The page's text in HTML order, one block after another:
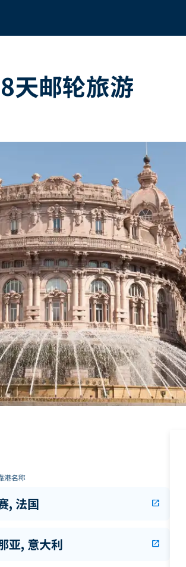
天邮轮旅游
港名称
, 法国 open_in_new
亚, 意大利 open_in_new